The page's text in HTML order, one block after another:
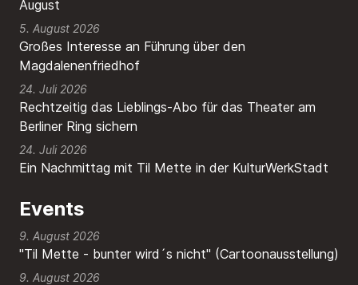
August
Großes Interesse an Führung über den
Magdalenenfriedhof
5. August 2026
Rechtzeitig das Lieblings-Abo für das Theater am
Berliner Ring sichern
24. Juli 2026
Ein Nachmittag mit Til Mette in der KulturWerkStadt
24. Juli 2026
Events
9. August 2026
"Til Mette - bunter wird´s nicht" (Cartoonausstellung)
9. August 2026